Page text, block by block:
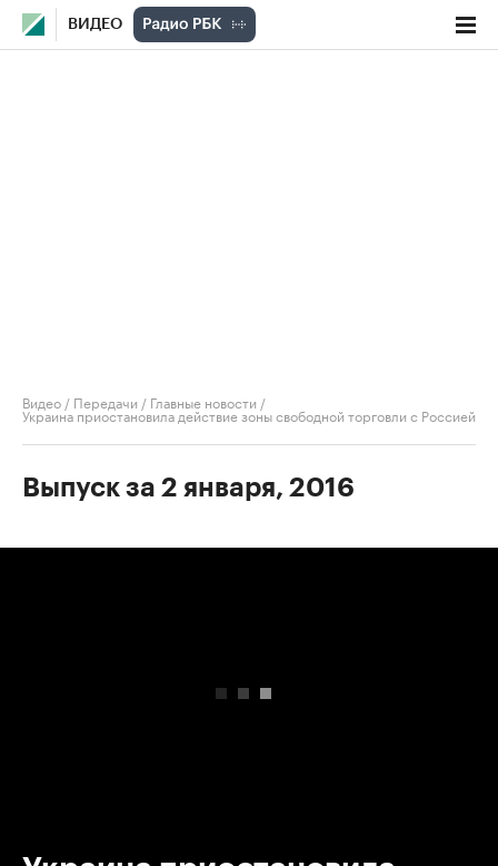
ВИДЕО
Видео / Передачи / Главные новости /
Украина приостановила действие зоны свободной торговли с Россией
Выпуск за 2 января, 2016